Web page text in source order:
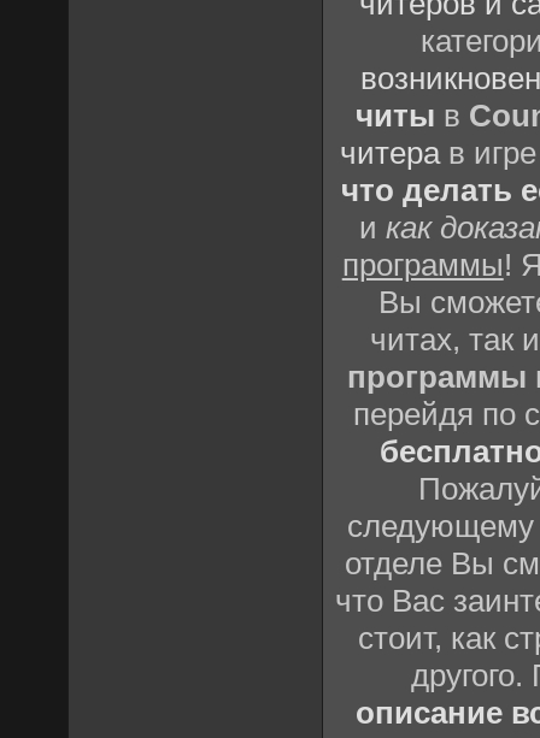
читы в
читерав
что делать
икак
программы!
Вы
читах, так
программы
перейдя по
отделе Вы
что Вас
стоит, как
описание